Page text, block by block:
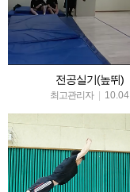
전공실기(높뛰)
최고관리자 | 10.04